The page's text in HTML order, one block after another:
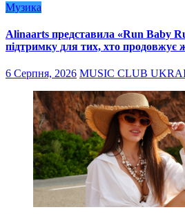
Музика
Alinaarts представила «Run Baby
підтримку для тих, хто продовжує
6 Серпня, 2026 MUSIC CLUB